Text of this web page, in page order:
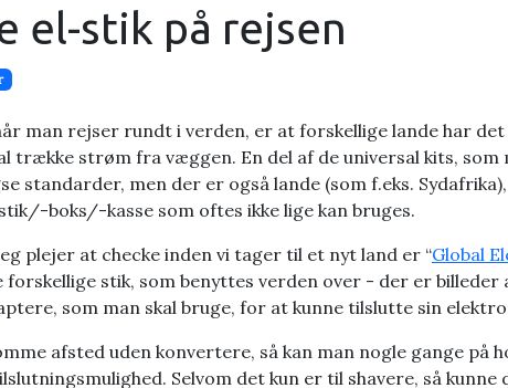
el-stik på rejsen
man rejser rundt i verden, er at forskellige lande har
trække strøm fra væggen. En del af de universal kits, som
standarder, men der er også lande (som f.eks.
boks/-kasse som oftes ikke lige kan bruges.
plejer at checke inden vi tager til et nyt land er “Global
stik, som benyttes verden over - der er
som man skal bruge, for at kunne tilslutte sin
afsted uden konvertere, så kan man nogle gange
Selvom det kun er til shavere, så